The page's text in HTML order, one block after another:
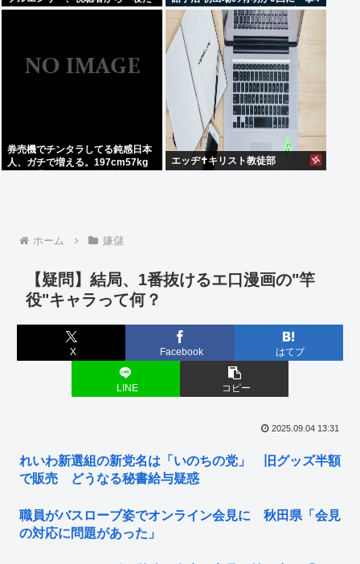
方がいい」と言われブチギレ
得点で逆転 永田が2安打5打点
券売機でチンタラしてる鈍感日本
人、ガチで増える。197cm57kg
エッヂ✝️キリスト教徒部
ホーム 嫌儲
【疑問】結局、1番抜けるエ口漫画の"竿
役"キャラって何？
X Facebook はてブ
LINE コピー
2025.09.04 13:31
れいわ新選組の新党名は「いのちの党」 旧グッズ半額
で販売 どうなる秘書給与疑惑
職員がバスローブ姿でオンライン会見に 秋田県「会見
の対応に問題があった」